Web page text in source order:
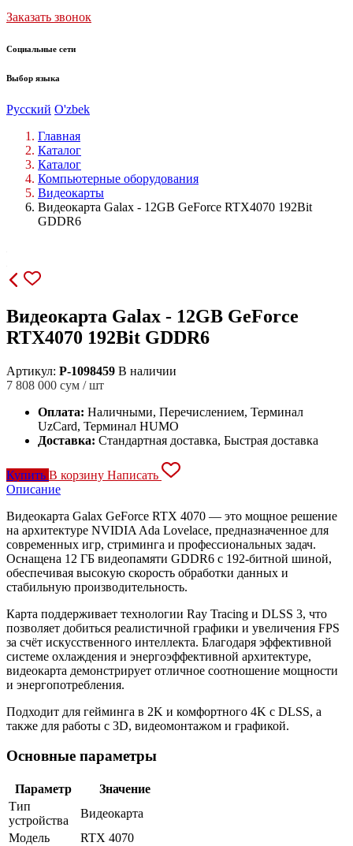
Заказать звонок
Социальные сети
Выбор языка
Русский O'zbek
Главная
Каталог
Каталог
Компьютерные оборудования
Видеокарты
Видеокарта Galax - 12GB GeForce RTX4070 192Bit
GDDR6
Видеокарта Galax - 12GB GeForce
RTX4070 192Bit GDDR6
Артикул: P-1098459 В наличии
7 808 000 сум / шт
Оплата: Наличными, Перечислением, Терминал
UzCard, Терминал HUMO
Доставка: Стандартная доставка, Быстрая доставка
Купить В корзину Написать
Описание
Видеокарта Galax GeForce RTX 4070 — это мощное решение
на архитектуре NVIDIA Ada Lovelace, предназначенное для
современных игр, стриминга и профессиональных задач.
Оснащена 12 ГБ видеопамяти GDDR6 с 192-битной шиной,
обеспечивая высокую скорость обработки данных и
стабильную производительность.
Карта поддерживает технологии Ray Tracing и DLSS 3, что
позволяет добиться реалистичной графики и увеличения FPS
за счёт искусственного интеллекта. Благодаря эффективной
системе охлаждения и энергоэффективной архитектуре,
видеокарта демонстрирует отличное соотношение мощности
и энергопотребления.
Подходит для гейминга в 2K и комфортного 4K с DLSS, а
также для работы с 3D, видеомонтажом и графикой.
Основные параметры
Параметр
Значение
Тип
устройства
Видеокарта
Модель
RTX 4070